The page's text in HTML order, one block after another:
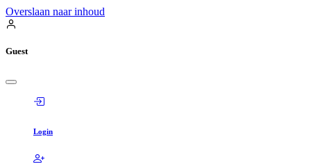
Overslaan naar inhoud
Guest
Login